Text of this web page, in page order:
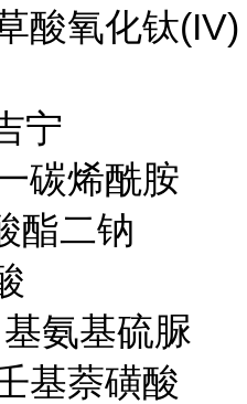
酸氧化钛(IV)
宁
碳烯酰胺
酯二钠
氨基硫脲
基萘磺酸